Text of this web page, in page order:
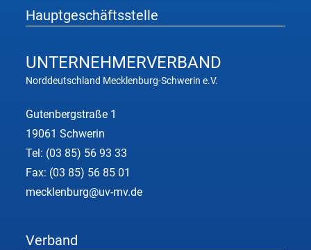
Hauptgeschäftsstelle
UNTERNEHMERVERBAND
Norddeutschland Mecklenburg-Schwerin e.V.
Gutenbergstraße 1
19061 Schwerin
Tel: (03 85) 56 93 33
Fax: (03 85) 56 85 01
mecklenburg@uv-mv.de
Verband